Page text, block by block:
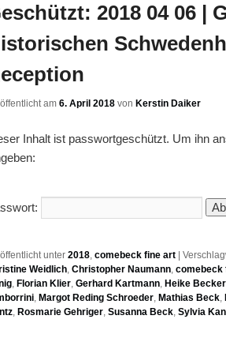
2018 04 06 |
am 6. April 2018 von Kerstin Daiker
Inhalt ist passwortgeschützt. Um ihn
unter 2018 comebeck fine art |
Weidlich Christopher Naumann comebeck
Florian Klier Gerhard Kartmann Heike Becker
Margot Reding Schroeder Mathias Beck
Rosmarie Gehriger Susanna Beck Sylvia